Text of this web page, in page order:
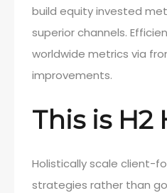
build equity invested
superior channels.
worldwide metrics via
improvements.
This is H2
Holistically scale client-
strategies rather than